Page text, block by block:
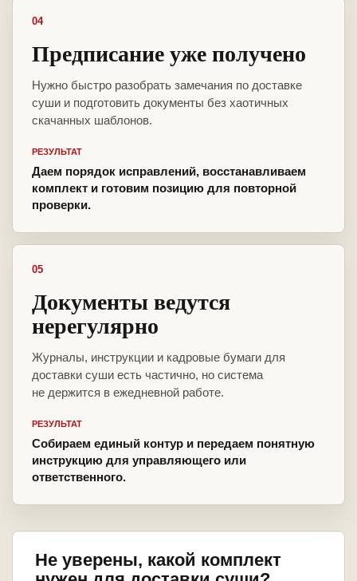
04
Предписание уже получено
Нужно быстро разобрать замечания по доставке
суши и подготовить документы без хаотичных
скачанных шаблонов.
РЕЗУЛЬТАТ
Даем порядок исправлений, восстанавливаем
комплект и готовим позицию для повторной
проверки.
05
Документы ведутся
нерегулярно
Журналы, инструкции и кадровые бумаги для
доставки суши есть частично, но система
не держится в ежедневной работе.
РЕЗУЛЬТАТ
Собираем единый контур и передаем понятную
инструкцию для управляющего или
ответственного.
Не уверены, какой комплект